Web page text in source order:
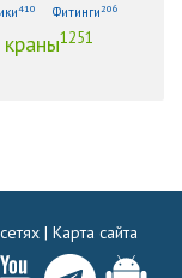
410 Фитинги 206
1251
| Карта сайта